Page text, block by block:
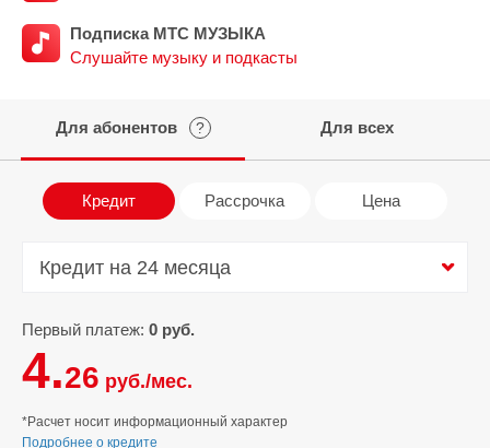
Подписка МТС МУЗЫКА
Слушайте музыку и подкасты
Для абонентов ? Для всех
Кредит Рассрочка Цена
Кредит на 24 месяца
Первый платеж: 0 руб.
4.26 руб./мес.
*Расчет носит информационный характер
Подробнее о кредите
Кредит на 24 месяца